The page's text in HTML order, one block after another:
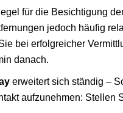
für die Besichtigung
jedoch häufig
bei erfolgreicher
danach.
erweitert sich ständig –
aufzunehmen: Stellen